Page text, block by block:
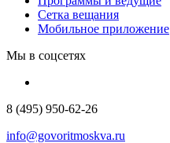
Сетка вещания
Мобильное приложение
Мы в соцсетях
8 (495) 950-62-26
info@govoritmoskva.ru